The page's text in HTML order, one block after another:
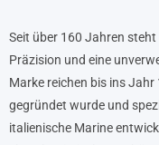
Seit über 160 Jahren
Präzision und eine
Marke reichen bis ins
gegründet wurde und
italienische Marine